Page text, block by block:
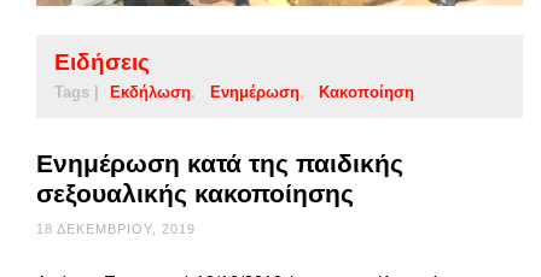
Ειδήσεις
Tags | Εκδήλωση Ενημέρωση Κακοποίηση
Ενημέρωση κατά της παιδικής
σεξουαλικής κακοποίησης
18 ΔΕΚΕΜΒΡΊΟΥ, 2019